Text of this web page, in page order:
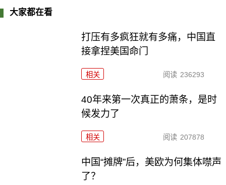
大家都在看
打压有多疯狂就有多痛，中国直
接拿捏美国命门
相关 阅读 236293
40年来第一次真正的萧条，是时
候发力了
相关 阅读 207878
中国“摊牌”后，美欧为何集体噤声
了？